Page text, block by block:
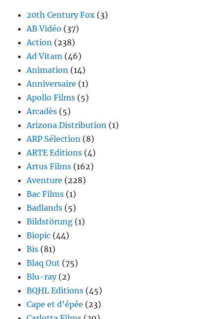
20th Century Fox (3)
AB Vidéo (37)
Action (238)
Ad Vitam (46)
Animation (14)
Anniversaire (1)
Apollo Films (5)
Arcadès (5)
Arizona Distribution (1)
ARP Sélection (8)
ARTE Editions (4)
Artus Films (162)
Aventure (228)
Bac Films (1)
Badlands (5)
Bildstörung (1)
Biopic (44)
Bis (81)
Blaq Out (75)
Blu-ray(2)
BQHL Editions (45)
Cape et d'épée (23)